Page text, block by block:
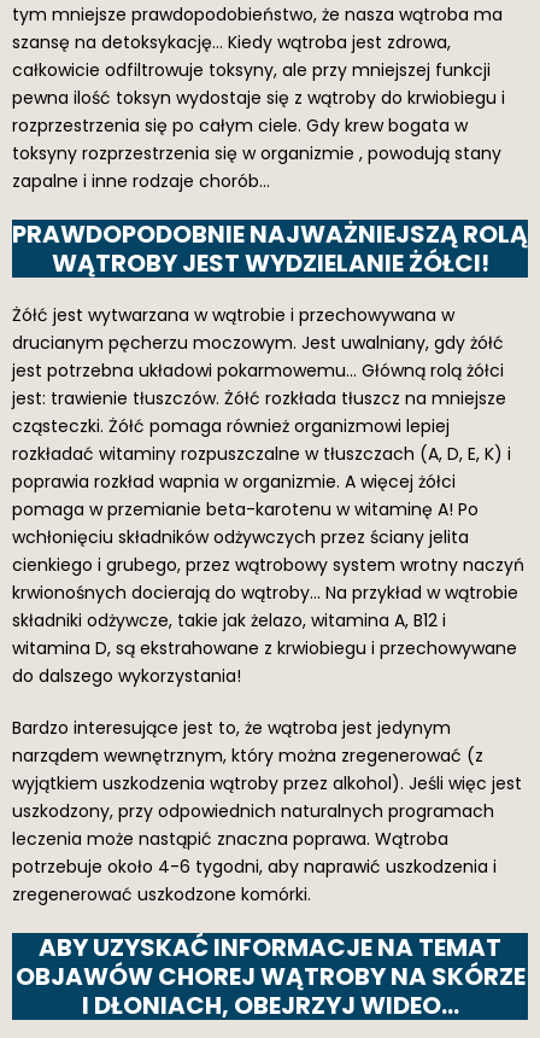
tym mniejsze prawdopodobieństwo, że nasza wątroba ma
szansę na detoksykację… Kiedy wątroba jest zdrowa,
całkowicie odfiltrowuje toksyny, ale przy mniejszej funkcji
pewna ilość toksyn wydostaje się z wątroby do krwiobiegu i
rozprzestrzenia się po całym ciele. Gdy krew bogata w
toksyny rozprzestrzenia się w organizmie , powodują stany
zapalne i inne rodzaje chorób…
PRAWDOPODOBNIE NAJWAŻNIEJSZĄ ROLĄ
WĄTROBY JEST WYDZIELANIE ŻÓŁCI!
Żółć jest wytwarzana w wątrobie i przechowywana w
drucianym pęcherzu moczowym. Jest uwalniany, gdy żółć
jest potrzebna układowi pokarmowemu… Główną rolą żółci
jest: trawienie tłuszczów. Żółć rozkłada tłuszcz na mniejsze
cząsteczki. Żółć pomaga również organizmowi lepiej
rozkładać witaminy rozpuszczalne w tłuszczach (A, D, E, K) i
poprawia rozkład wapnia w organizmie. A więcej żółci
pomaga w przemianie beta-karotenu w witaminę A! Po
wchłonięciu składników odżywczych przez ściany jelita
cienkiego i grubego, przez wątrobowy system wrotny naczyń
krwionośnych docierają do wątroby… Na przykład w wątrobie
składniki odżywcze, takie jak żelazo, witamina A, B12 i
witamina D, są ekstrahowane z krwiobiegu i przechowywane
do dalszego wykorzystania!
Bardzo interesujące jest to, że wątroba jest jedynym
narządem wewnętrznym, który można zregenerować (z
wyjątkiem uszkodzenia wątroby przez alkohol). Jeśli więc jest
uszkodzony, przy odpowiednich naturalnych programach
leczenia może nastąpić znaczna poprawa. Wątroba
potrzebuje około 4-6 tygodni, aby naprawić uszkodzenia i
zregenerować uszkodzone komórki.
ABY UZYSKAĆ INFORMACJE NA TEMAT
OBJAWÓW CHOREJ WĄTROBY NA SKÓRZE
I DŁONIACH, OBEJRZYJ WIDEO…